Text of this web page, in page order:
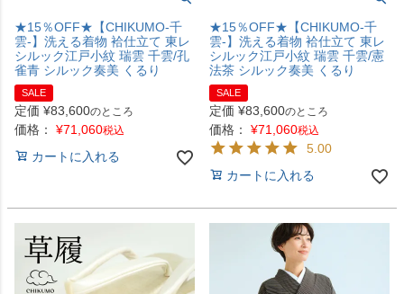
★15％OFF★【CHIKUMO-千
雲-】洗える着物 袷仕立て 東レ
シルック江戸小紋 瑞雲 千雲/孔
雀青 シルック奏美 くるり
SALE
定価 ¥83,600のところ
価格： ¥71,060税込
カートに入れる
★15％OFF★【CHIKUMO-千
雲-】洗える着物 袷仕立て 東レ
シルック江戸小紋 瑞雲 千雲/憲
法茶 シルック奏美 くるり
SALE
定価 ¥83,600のところ
価格： ¥71,060税込
5.00
カートに入れる